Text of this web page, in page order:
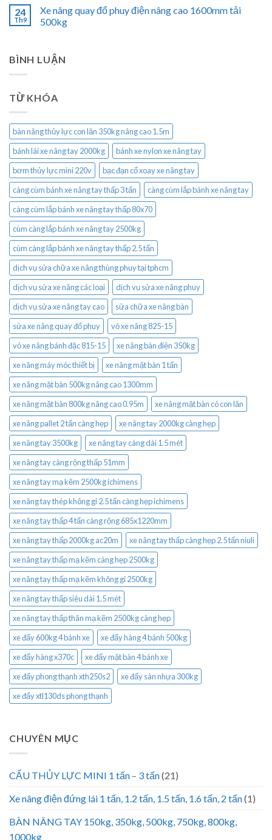
24
Th9
Xe nâng quay đổ phuy điện nâng cao 1600mm tải
500kg
BÌNH LUẬN
TỪ KHÓA
bàn nâng thủy lực con lăn 350kg nâng cao 1.5m
bánh lái xe nâng tay 2000kg
bánh xe nylon xe nâng tay
bơm thủy lực mini 220v
bạc đạn cổ xoay xe nâng tay
càng cùm bánh xe nâng tay thấp 3 tấn
càng cùm lắp bánh xe nâng tay
càng cùm lắp bánh xe nâng tay thấp 80x70
cùm càng lắp bánh xe nâng tay 2500kg
cùm càng lắp bánh xe nâng tay thấp 2.5 tấn
dịch vụ sửa chữa xe nâng thùng phuy tại tphcm
dịch vụ sửa xe nâng các loại
dịch vụ sửa xe nâng phuy
dịch vụ sửa xe nâng tay cao
sửa chữa xe nâng bàn
sửa xe nâng quay đổ phuy
vỏ xe nâng 825-15
vỏ xe nâng bánh đặc 815-15
xe nâng bàn điện 350kg
xe nâng máy móc thiết bị
xe nâng mặt bàn 1 tấn
xe nâng mặt bàn 500kg nâng cao 1300mm
xe nâng mặt bàn 800kg nâng cao 0.95m
xe nâng mặt bàn có con lăn
xe nâng pallet 2 tấn càng hẹp
xe nâng tay 2000kg càng hẹp
xe nâng tay 3500kg
xe nâng tay càng dài 1.5 mét
xe nâng tay càng rộng thấp 51mm
xe nâng tay mạ kẽm 2500kg ichimens
xe nâng tay thép không gỉ 2.5 tấn càng hẹp ichimens
xe nâng tay thấp 4 tấn càng rộng 685x1220mm
xe nâng tay thấp 2000kg ac20m
xe nâng tay thấp càng hẹp 2.5 tấn niuli
xe nâng tay thấp mạ kẽm càng hẹp 2500kg
xe nâng tay thấp mạ kẽm không gỉ 2500kg
xe nâng tay thấp siêu dài 1.5 mét
xe nâng tay thấp thân mạ kẽm 2500kg càng hẹp
xe đẩy 600kg 4 bánh xe
xe đẩy hàng 4 bánh 500kg
xe đẩy hàng x370c
xe đẩy mặt bàn 4 bánh xe
xe đẩy phong thạnh xth250s2
xe đẩy sàn nhựa 300kg
xe đẩy xtl130ds phong thạnh
CHUYÊN MỤC
CẨU THỦY LỰC MINI 1 tấn – 3 tấn(21)
Xe nâng điện đứng lái 1 tấn, 1.2 tấn, 1.5 tấn, 1.6 tấn, 2 tấn(1)
BÀN NÂNG TAY 150kg, 350kg, 500kg, 750kg, 800kg,
1000kg